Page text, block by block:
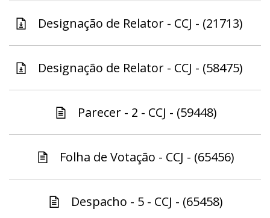
Designação de Relator - CCJ - (21713)
Designação de Relator - CCJ - (58475)
Parecer - 2 - CCJ - (59448)
Folha de Votação - CCJ - (65456)
Despacho - 5 - CCJ - (65458)